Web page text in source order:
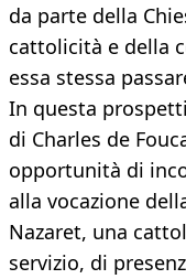
da parte della
cattolicità e della
essa stessa
In questa
di Charles de
opportunità di
alla vocazione
Nazaret, una
servizio, di